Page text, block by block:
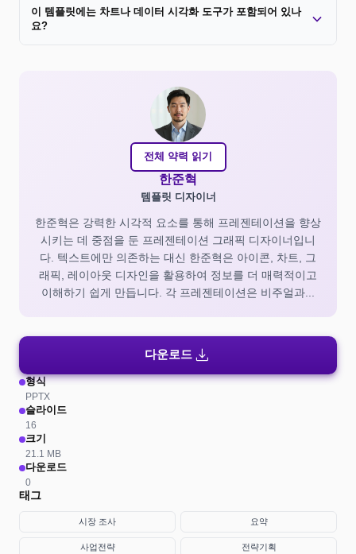
이 템플릿에는 차트나 데이터 시각화 도구가 포함되어 있나
요?
전체 약력 읽기
한준혁
템플릿 디자이너
한준혁은 강력한 시각적 요소를 통해 프레젠테이션을 향상
시키는 데 중점을 둔 프레젠테이션 그래픽 디자이너입니
다. 텍스트에만 의존하는 대신 한준혁은 아이콘, 차트, 그
래픽, 레이아웃 디자인을 활용하여 정보를 더 매력적이고
이해하기 쉽게 만듭니다. 각 프레젠테이션은 비주얼과...
다운로드 download
형식
PPTX
슬라이드
16
크기
21.1 MB
다운로드
0
태그
시장 조사 요약
사업전략 전략기획